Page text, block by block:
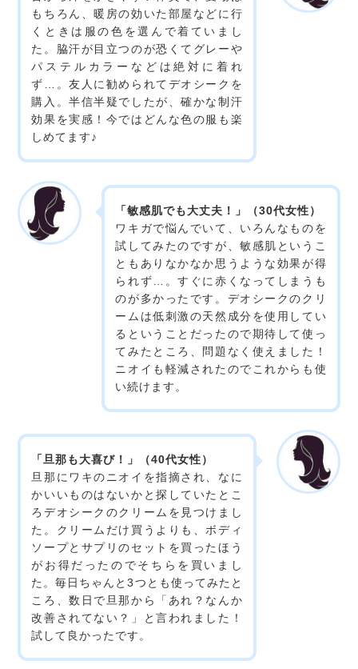
もちろん、暖房の効いた部屋などに行
くときは服の色を選んで着ていまし
た。脇汗が目立つのが恐くてグレーや
パステルカラーなどは絶対に着れ
ず…。友人に勧められてデオシークを
購入。半信半疑でしたが、確かな制汗
効果を実感！今ではどんな色の服も楽
しめてます♪
「敏感肌でも大丈夫！」（30代女性）
ワキガで悩んでいて、いろんなものを
試してみたのですが、敏感肌というこ
ともありなかなか思うような効果が得
られず…。すぐに赤くなってしまうも
のが多かったです。デオシークのクリ
ームは低刺激の天然成分を使用してい
るということだったので期待して使っ
てみたところ、問題なく使えました！
ニオイも軽減されたのでこれからも使
い続けます。
「旦那も大喜び！」（40代女性）
旦那にワキのニオイを指摘され、なに
かいいものはないかと探していたとこ
ろデオシークのクリームを見つけまし
た。クリームだけ買うよりも、ボディ
ソープとサプリのセットを買ったほう
がお得だったのでそちらを買いまし
た。毎日ちゃんと3つとも使ってみたと
ころ、数日で旦那から「あれ？なんか
改善されてない？」と言われました！
試して良かったです。